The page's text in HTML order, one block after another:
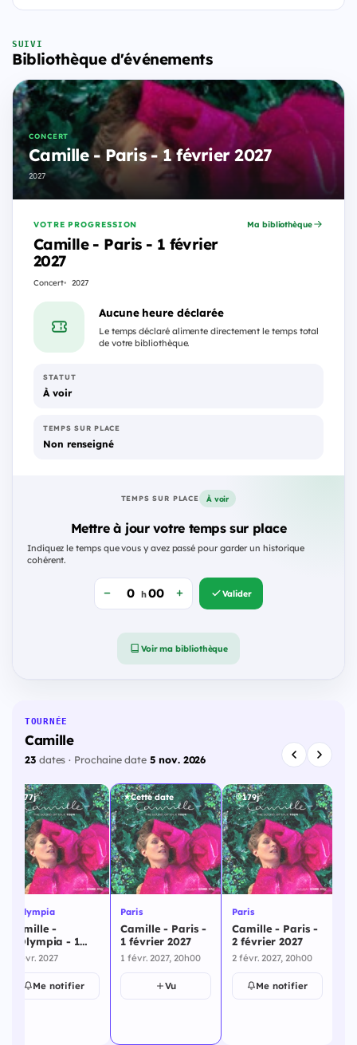
SUIVI
Bibliothèque d'événements
CONCERT
Camille - Paris - 1 février 2027
2027
VOTRE PROGRESSION
Camille - Paris - 1 février
2027
Concert 2027
Ma bibliothèque
Aucune heure déclarée
Le temps déclaré alimente directement le temps total
de votre bibliothèque.
STATUT
À voir
TEMPS SUR PLACE
Non renseigné
TEMPS SUR PLACE À voir
Mettre à jour votre temps sur place
Indiquez le temps que vous y avez passé pour garder un historique
cohérent.
h Valider
Voir ma bibliothèque
TOURNÉE
Camille
23dates · Prochaine date5 nov. 2026
177j
L'Olympia
Camille -
L'Olympia - 1
février 2027
1 févr. 2027
Me notifier
Cette date
Paris
Camille - Paris -
1 février 2027
1 févr. 2027, 20h00
Vu
179j
Paris
Camille - Paris -
2 février 2027
2 févr. 2027, 20h00
Me notifier